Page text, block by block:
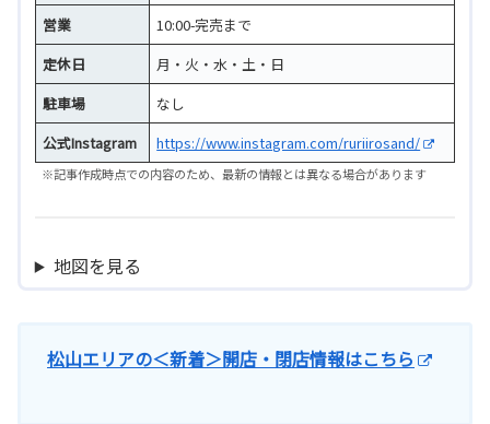
営業
10:00-完売まで
定休日
月・火・水・土・日
駐車場
なし
公式Instagram
https://www.instagram.com/ruriirosand/
※記事作成時点での内容のため、最新の情報とは異なる場合があります
地図を見る
松山エリアの＜新着＞開店・閉店情報はこちら